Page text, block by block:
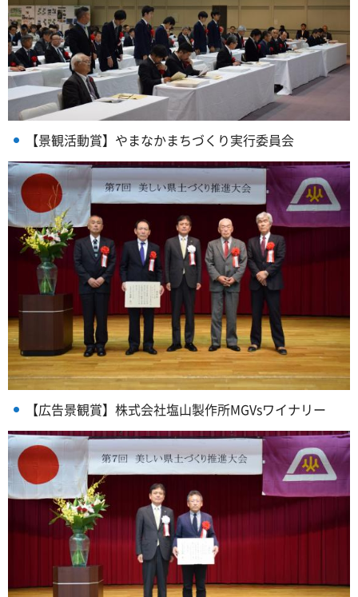
【景観活動賞】やまなかまちづくり実行委員会
【広告景観賞】株式会社塩山製作所MGVsワイナリー